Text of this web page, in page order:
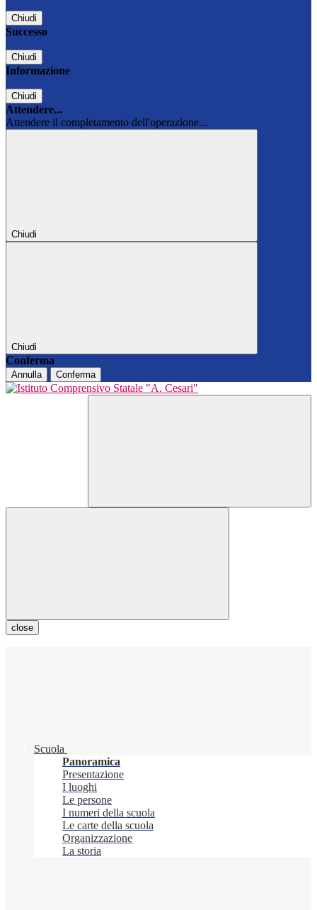
Chiudi
Successo
Chiudi
Informazione
Chiudi
Attendere...
Attendere il completamento dell'operazione...
Chiudi
Chiudi
Conferma
Annulla Conferma
close
Scuola
Panoramica
Presentazione
I luoghi
Le persone
I numeri della scuola
Le carte della scuola
Organizzazione
La storia